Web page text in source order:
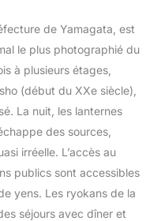
de Yamagata, est
le plus photographié du
à plusieurs étages,
(début du XXe siècle),
La nuit, les lanternes
des sources,
irréelle. L’accès au
publics sont accessibles
yens. Les ryokans de la
séjours avec dîner et